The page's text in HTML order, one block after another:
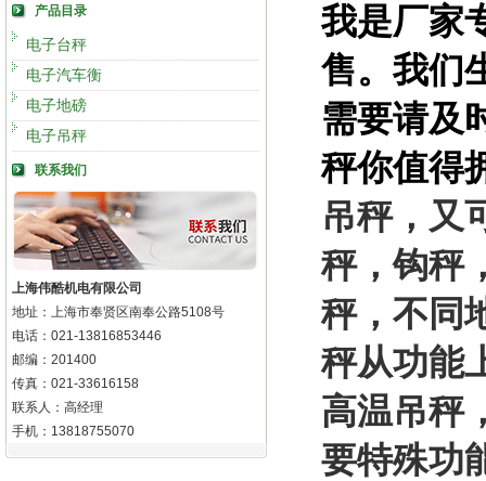
产品目录
电子台秤
电子汽车衡
电子地磅
电子吊秤
联系我们
上海伟酷机电有限公司
地址：上海市奉贤区南奉公路5108号
电话：021-13816853446
邮编：201400
传真：021-33616158
联系人：高经理
手机：13818755070
我是厂家
售。我们
需要请及
秤你值得
吊秤，又
秤，钩秤
秤，不同
秤从功能
高温吊秤
要特殊功